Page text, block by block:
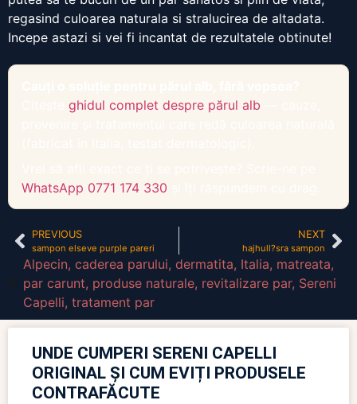
regasind culoarea naturala si stralucirea de altadata.
Incepe astazi si vei fi incantat de rezultatele obtinute!
ghidul complet despre părul alb
WhatsApp 0771 174 330
PREVIOUS
sampon elseve purple pareri
NEXT
hajhull?sra sampon
Alpecin, caderea parului, dermatita, Italia, matreata,
par carunt, produse naturale, revitalizare par, Sereni
Capelli, tratament par
UNDE CUMPERI SERENI CAPELLI
ORIGINAL ȘI CUM EVIȚI PRODUSELE
CONTRAFĂCUTE